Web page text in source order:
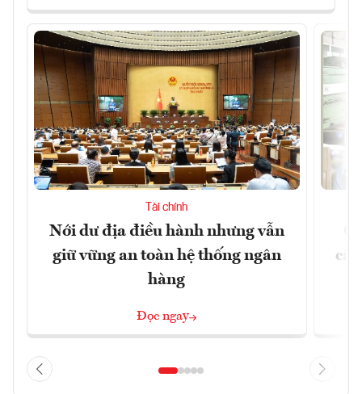
Tài chính
Nới dư địa điều hành nhưng vẫn
giữ vững an toàn hệ thống ngân
hàng
Đọc ngay